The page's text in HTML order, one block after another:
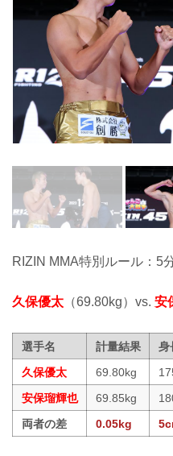
RIZIN MMA特別ルール：5
久保優太 （69.80kg）vs. 安
選手名 計量結果 身
久保優太
69.80kg
安保瑠輝也
69.85kg
両者の差
0.05kg